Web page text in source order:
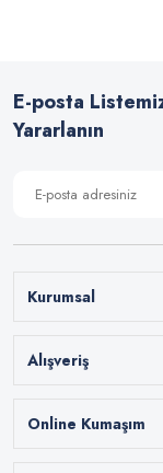
E-posta
Yararlanın
Kurumsal
Alışveriş
Online Kumaşım